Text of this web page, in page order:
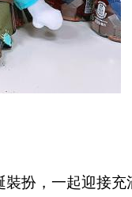
扮，一起迎接充